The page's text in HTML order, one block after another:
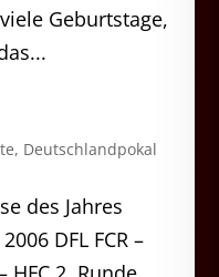
Geburtstage,
, Deutschlandpokal
des Jahres
DFL FCR –